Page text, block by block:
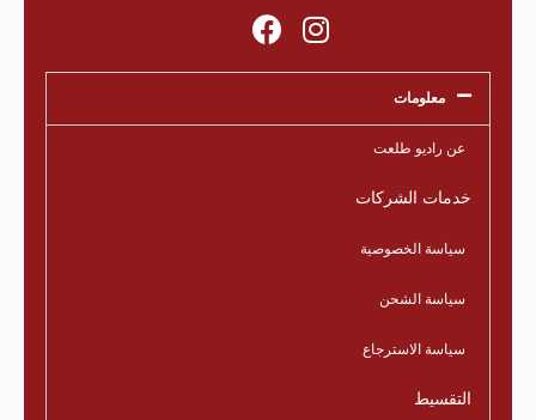
معلومات
عن راديو طلعت
خدمات الشركات
سياسة الخصوصية
سياسة الشحن
سياسة الاسترجاع
التقسيط